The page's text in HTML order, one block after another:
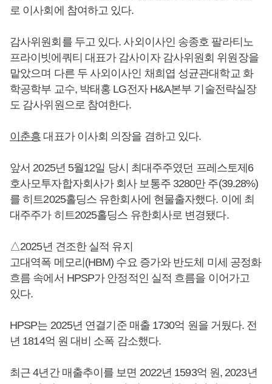
로 이사회에 참여하고 있다.
감사위원회를 두고 있다. 사외이사인 송종호 팔라티노
프라이빗에쿼티 대표가 감사이자 감사위원회 위원장을
맡았으며 다른 두 사외이사인 채희엽 성균관대학교 화
학공학부 교수, 박태홍 LG전자 H&A본부 기술전략실장
도 감사위원으로 참여한다.
이춘흥 대표가 이사회 의장을 겸하고 있다.
앞서 2025년 5월12일 당시 최대주주였던 프레스토제6
호사모투자합자회사가 회사 보통주 3280만 주(39.28%)
를 히트2025홀딩스 유한회사에 현물출자했다. 이에 최
대주주가 히트2025홀딩스 유한회사로 변경됐다.
△2025년 견조한 실적 유지
고대역폭 메모리(HBM) 수요 증가와 반도체 미세 공정화
흐름 속에서 HPSP가 안정적인 실적 흐름을 이어가고
있다.
HPSP는 2025년 연결기준 매출 1730억 원을 거뒀다. 전
년 1814억 원 대비 소폭 감소했다.
최근 4년간 매출추이를 보면 2022년 1593억 원, 2023년